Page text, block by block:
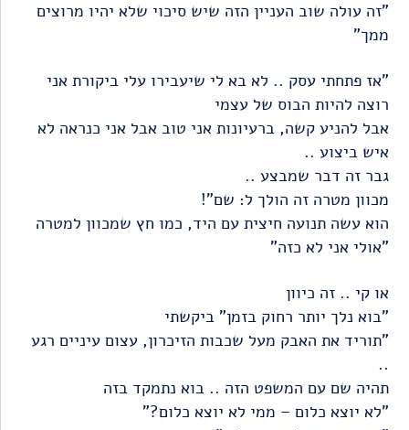
"זה עולה שוב העניין הזה שיש סיכוי שלא יהיו מרוצים
ממך"
"אז פתחתי עסק .. לא בא לי שיעבירו עלי ביקורת אני
רוצה להיות הבוס של עצמי
אבל להניע קשה, ברעיונות אני טוב אבל אני כנראה לא
איש ביצוע ..
גבר זה דבר שמבצע ..
מכוון מטרה זה הולך ל: שם"!
הוא עשה תנועה חיצית עם היד, כמו חץ שמכוון למטרה
"אולי אני לא כזה"
או קי .. זה כיוון
"בוא נלך יותר רחוק בזמן" ביקשתי
"תוריד את האבק מעל שכבות הזיכרון, עצום עיניים רגע
..
תהיה שם עם המשפט הזה .. בוא נתמקד בזה
"לא יוצא כלום – ממי לא יוצא כלום?"